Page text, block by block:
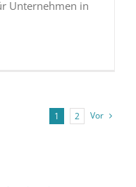
Unternehmen in
1 2 Vor